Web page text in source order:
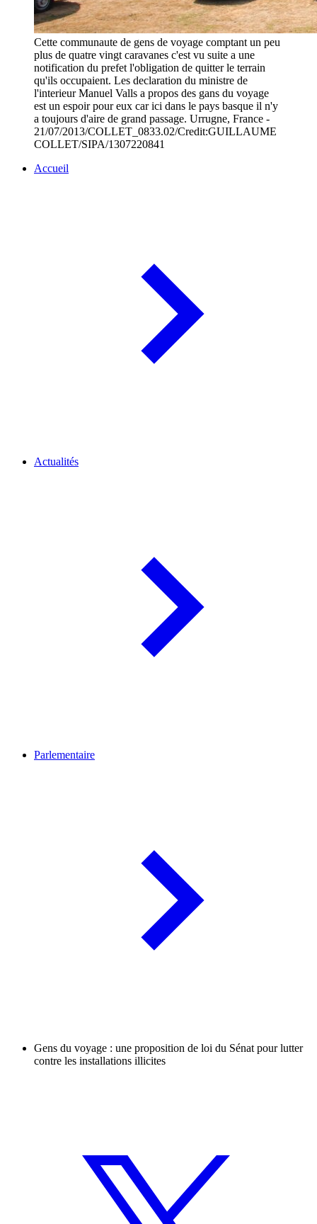
Cette communaute de gens de voyage comptant un peu
plus de quatre vingt caravanes c'est vu suite a une
notification du prefet l'obligation de quitter le terrain
qu'ils occupaient. Les declaration du ministre de
l'interieur Manuel Valls a propos des gans du voyage
est un espoir pour eux car ici dans le pays basque il n'y
a toujours d'aire de grand passage. Urrugne, France -
21/07/2013/COLLET_0833.02/Credit:GUILLAUME
COLLET/SIPA/1307220841
Accueil
Actualités
Parlementaire
Gens du voyage : une proposition de loi du Sénat pour lutter
contre les installations illicites